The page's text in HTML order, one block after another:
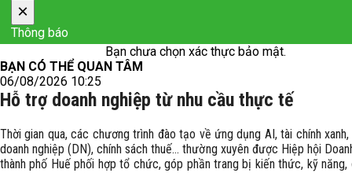
×
Thông báo
Bạn chưa chọn xác thực bảo mật.
BẠN CÓ THỂ QUAN TÂM
06/08/2026 10:25
Hỗ trợ doanh nghiệp từ nhu cầu thực tế
Thời gian qua, các chương trình đào tạo về ứng dụng AI, tài chính
doanh nghiệp (DN), chính sách thuế… thường xuyên được Hiệp hội
thành phố Huế phối hợp tổ chức, góp phần trang bị kiến thức, kỹ năng,